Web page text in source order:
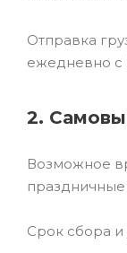
Отправка
ежедневно с
2.
Возможное
Срок сбора и